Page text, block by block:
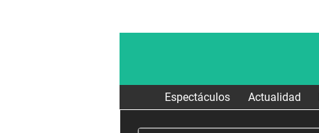
Espectáculos Actualidad